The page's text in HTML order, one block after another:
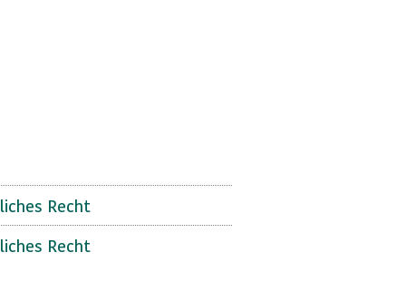
Recht
Recht